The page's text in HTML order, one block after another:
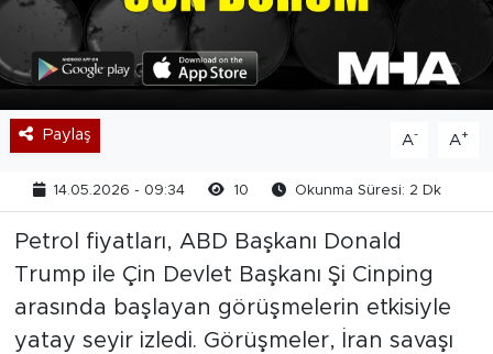
Paylaş A- A+
14.05.2026 - 09:34 10 Okunma Süresi: 2 Dk
Petrol fiyatları, ABD Başkanı Donald
Trump ile Çin Devlet Başkanı Şi Cinping
arasında başlayan görüşmelerin etkisiyle
yatay seyir izledi. Görüşmeler, İran savaşı